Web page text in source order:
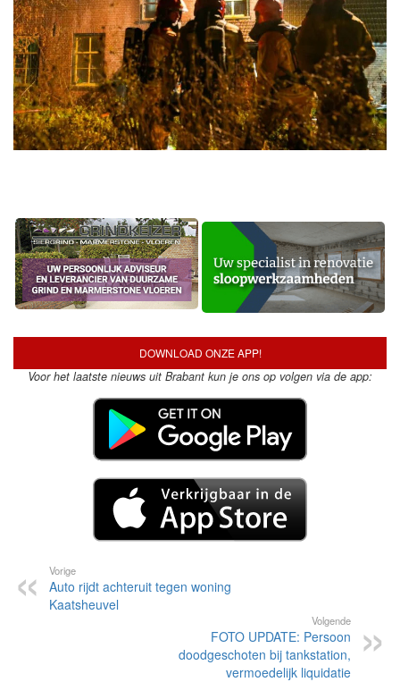
DOWNLOAD ONZE APP!
Voor het laatste nieuws uit Brabant kun je ons op volgen via de app:
Vorige
Auto rijdt achteruit tegen woning
Kaatsheuvel
Volgende
FOTO UPDATE: Persoon
doodgeschoten bij tankstation,
vermoedelijk liquidatie